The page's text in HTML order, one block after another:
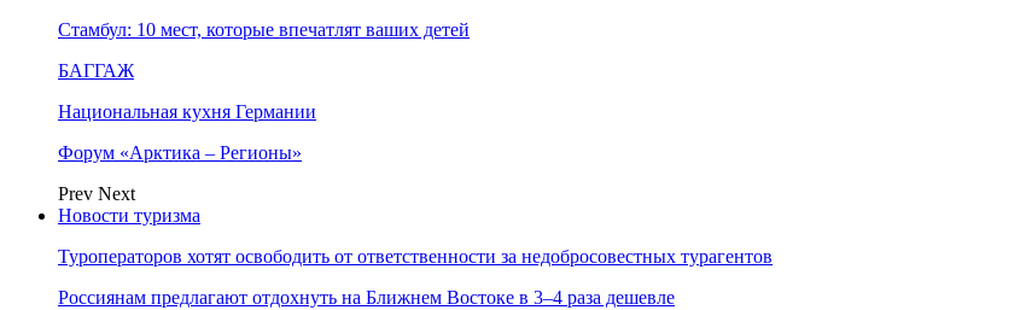
Стамбул: 10 мест, которые впечатлят ваших детей
БАГГАЖ
Национальная кухня Германии
Форум «Арктика – Регионы»
Prev Next
Новости туризма
Туроператоров хотят освободить от ответственности за недобросовестных турагентов
Россиянам предлагают отдохнуть на Ближнем Востоке в 3–4 раза дешевле